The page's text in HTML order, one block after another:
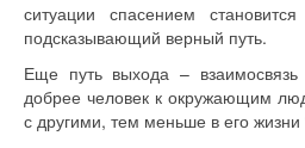
ситуации спасением
подсказывающий верный путь.
Еще путь выхода –
добрее человек к окружающим
с другими, тем меньше в его жизни